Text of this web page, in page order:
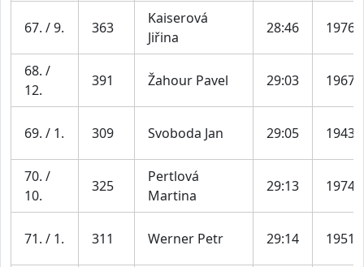
67. / 9. 363
Kaiserová
Jiřina
28:46 1976
68. /
12.
391 Žahour Pavel 29:03 1967
69. / 1. 309 Svoboda Jan 29:05 1943
70. /
10.
325
Pertlová
Martina
29:13 1974
71. / 1. 311 Werner Petr 29:14 1951